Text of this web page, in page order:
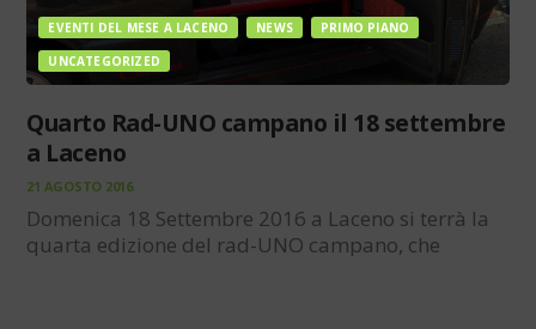
EVENTI DEL MESE A LACENO NEWS
PRIMO PIANO
UNCATEGORIZED
Quarto Rad-UNO campano il 18 settembre
a Laceno
21 AGOSTO 2016
Domenica 18 Settembre 2016 a Laceno si terrà la
quarta edizione del rad-UNO campano, che